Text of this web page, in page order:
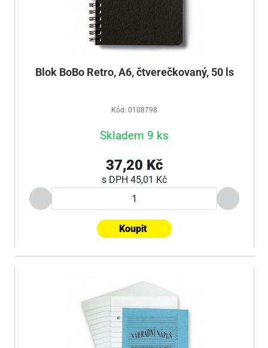
Blok BoBo Retro, A6, čtverečkovaný, 50 ls
Kód: 0108798
Skladem 9 ks
37,20 Kč
s DPH 45,01 Kč
Koupit